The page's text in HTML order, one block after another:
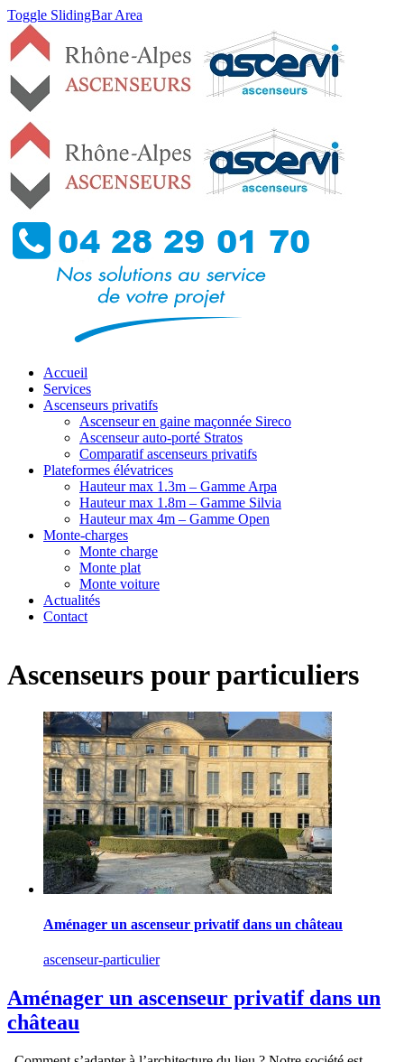
Toggle SlidingBar Area
Accueil
Services
Ascenseurs privatifs
Ascenseur en gaine maçonnée Sireco
Ascenseur auto-porté Stratos
Comparatif ascenseurs privatifs
Plateformes élévatrices
Hauteur max 1.3m – Gamme Arpa
Hauteur max 1.8m – Gamme Silvia
Hauteur max 4m – Gamme Open
Monte-charges
Monte charge
Monte plat
Monte voiture
Actualités
Contact
Ascenseurs pour particuliers
Aménager un ascenseur privatif dans un château
ascenseur-particulier
Aménager un ascenseur privatif dans un
château